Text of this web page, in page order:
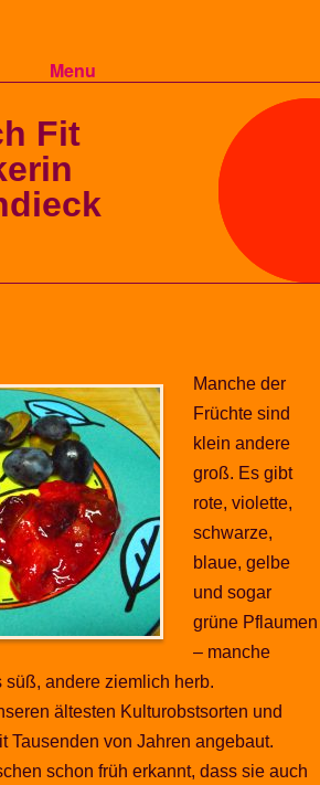
Menu
Manche der
Früchte sind
klein andere
groß. Es gibt
rote, violette,
schwarze,
blaue, gelbe
und sogar
grüne Pflaumen
– manche
andere ziemlich herb.
ältesten Kulturobstsorten und
Tausenden von Jahren angebaut.
schon früh erkannt, dass sie auch